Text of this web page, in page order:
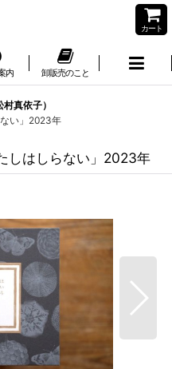
カート
内 卸販売のこと
真依子）
い」2023年
しはしらない」2023年